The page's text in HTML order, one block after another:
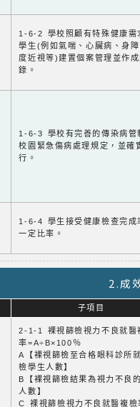
1-6-2 學校照顧有特殊健康需
學生(例如氣喘、心臟病、身
度近視等)建置個案管理並作
錄。
1-6-3 學校有完善的傳染病管
校園緊急傷病處理規定，並確
行。
1-6-4 學生接受健康檢查完成
一定比率。
2.成
子項目
2-1-1 裸視篩檢視力不良就醫
率=A÷B×100％
A【裸視篩檢至合格眼科診所
檢學生人數】
B【裸視篩檢結果為視力不良
人數】
C 裸視篩檢視力不良就醫複檢